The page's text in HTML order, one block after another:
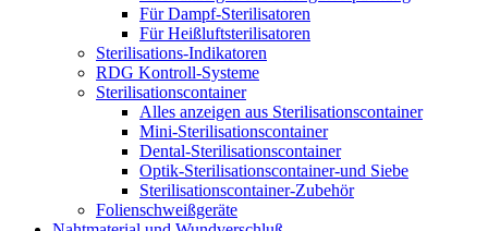
Für Dampf-Sterilisatoren
Für Heißluftsterilisatoren
Sterilisations-Indikatoren
RDG Kontroll-Systeme
Sterilisationscontainer
Alles anzeigen aus Sterilisationscontainer
Mini-Sterilisationscontainer
Dental-Sterilisationscontainer
Optik-Sterilisationscontainer-und Siebe
Sterilisationscontainer-Zubehör
Folienschweißgeräte